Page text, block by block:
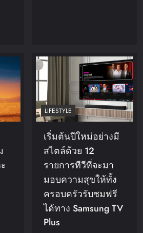
LIFESTYLE
เริ่มต้นปีใหม่อย่างมี
สไตล์ด้วย 12
รายการทีวีที่จะมา
มอบความสุขให้ทั้ง
ครอบครัวรับชมฟรี
ได้ทาง Samsung TV
Plus